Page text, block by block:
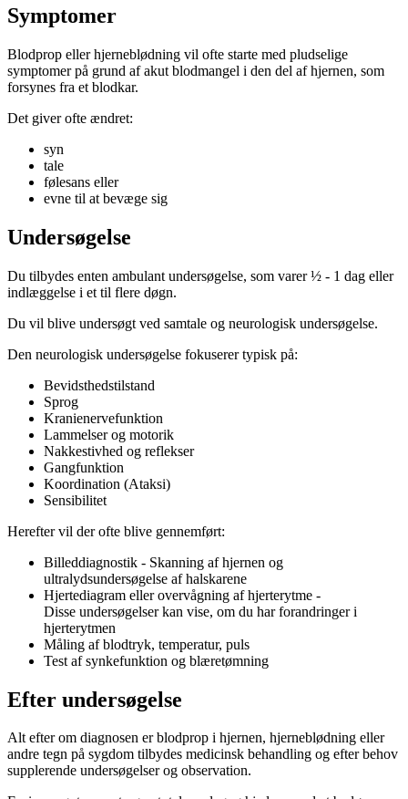
Symptomer
Blodprop eller hjerneblødning vil ofte starte med pludselige
symptomer på grund af akut blodmangel i den del af hjernen, som
forsynes fra et blodkar.
Det giver ofte ændret:
syn
tale
følesans eller
evne til at bevæge sig
Undersøgelse
Du tilbydes enten ambulant undersøgelse, som varer ½ - 1 dag eller
indlæggelse i et til flere døgn.
Du vil blive undersøgt ved samtale og neurologisk undersøgelse.
Den neurologisk undersøgelse fokuserer typisk på:
Bevidsthedstilstand
Sprog
Kranienervefunktion
Lammelser og motorik
Nakkestivhed og reflekser
Gangfunktion
Koordination (Ataksi)
Sensibilitet
Herefter vil der ofte blive gennemført:
Billeddiagnostik - Skanning af hjernen og
ultralydsundersøgelse af halskarene
Hjertediagram eller overvågning af hjerterytme -
Disse undersøgelser kan vise, om du har forandringer i
hjerterytmen
Måling af blodtryk, temperatur, puls
Test af synkefunktion og blæretømning
Efter undersøgelse
Alt efter om diagnosen er blodprop i hjernen, hjerneblødning eller
andre tegn på sygdom tilbydes medicinsk behandling og efter behov
supplerende undersøgelser og observation.